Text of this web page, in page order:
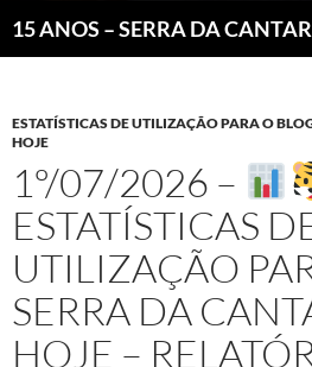
ESTATÍSTICAS DE UTILIZAÇÃO PARA O
HOJE
1º/07/2026 –
ESTATÍSTICAS
UTILIZAÇÃO
SERRA DA
HOJE –